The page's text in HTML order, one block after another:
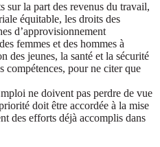
sur la part des revenus du travail,
équitable, les droits des
d’approvisionnement
femmes et des hommes à
des jeunes, la santé et la sécurité
compétences, pour ne citer que
ne doivent pas perdre de vue
doit être accordée à la mise
des efforts déjà accomplis dans